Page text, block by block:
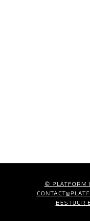
© PLATFORM
BESTUUR